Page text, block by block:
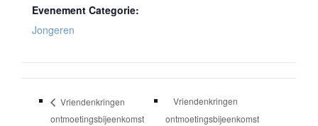
Evenement Categorie:
Jongeren
Vriendenkringen
ontmoetingsbijeenkomst
Vriendenkringen
ontmoetingsbijeenkomst